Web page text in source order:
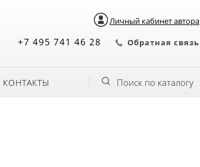
Личный кабинет автора
+7 495 741 46 28 Обратная связь
КОНТАКТЫ Поиск по каталогу